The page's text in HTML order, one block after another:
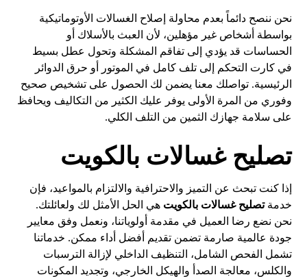
نحن ننصح دائماً بعدم محاولة إصلاح الغسالات الأوتوماتيكية
بواسطة أشخاص غير مؤهلين، لأن العبث بالأسلاك أو
الحساسات قد يؤدي إلى تفاقم المشكلة وتحول عطل بسيط
في كارت التحكم إلى تلف كامل في الموتور أو حرق الدوائر
الرئيسية. تواصلك معنا يضمن لك الحصول على تشخيص صحيح
وفوري من المرة الأولى يوفر عليك الكثير من التكاليف ويحافظ
على سلامة جهازك الثمين من التلف الكلي.
تصليح غسالات بالكويت
إذا كنت تبحث عن التميز والاحترافية والالتزام بالمواعيد، فإن
خدمةتصليح غسالات بالكويت هي الحل الأمثل لك ولعائلتك.
نحن نضع رضا العميل في مقدمة أولوياتنا، ونعمل وفق معايير
جودة عالمية صارمة تضمن تقديم أفضل أداء ممكن. خدماتنا
تشمل الفحص الشامل، التنظيف الداخلي لإزالة الترسبات
والكلس، معالجة الصدأ والهيكل الخارجي، وتجديد المكونات